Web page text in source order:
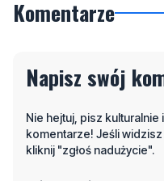
Komentarze
Napisz swój
Nie hejtuj, pisz
komentarze! Jeśli
kliknij "zgłoś nadużycie".